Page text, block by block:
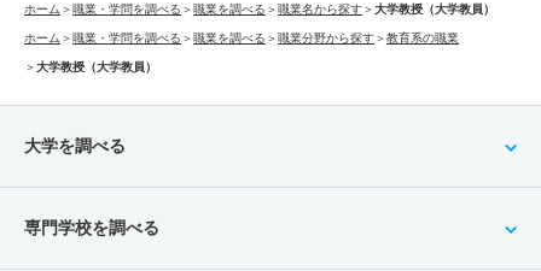
ホーム ＞職業・学問を調べる ＞職業を調べる ＞職業名から探す＞大学教授（大学教員）
ホーム ＞職業・学問を調べる ＞職業を調べる ＞職業分野から探す＞教育系の職業
＞大学教授（大学教員）
大学を調べる
専門学校を調べる